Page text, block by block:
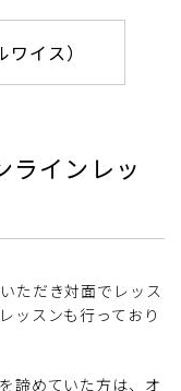
イス）
ラインレッ
ただき対面でレッス
ッスンも行っており
諦めていた方は、オ